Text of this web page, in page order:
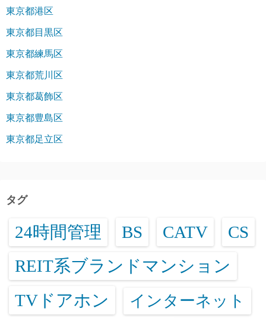
東京都港区
東京都目黒区
東京都練馬区
東京都荒川区
東京都葛飾区
東京都豊島区
東京都足立区
タグ
24時間管理 BS CATV CS
REIT系ブランドマンション
TVドアホン インターネット